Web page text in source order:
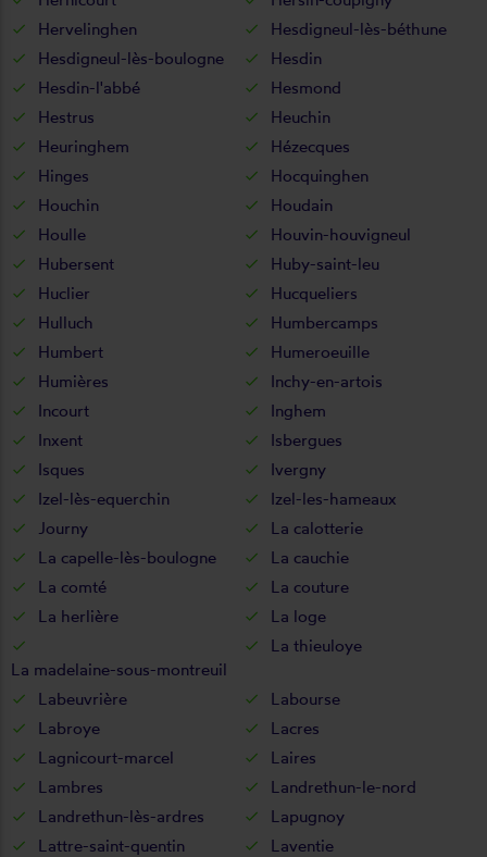
Hervelinghen
Hesdigneul-lès-béthune
Hesdigneul-lès-boulogne
Hesdin
Hesdin-l'abbé
Hesmond
Hestrus
Heuchin
Heuringhem
Hézecques
Hinges
Hocquinghen
Houchin
Houdain
Houlle
Houvin-houvigneul
Hubersent
Huby-saint-leu
Huclier
Hucqueliers
Hulluch
Humbercamps
Humbert
Humeroeuille
Humières
Inchy-en-artois
Incourt
Inghem
Inxent
Isbergues
Isques
Ivergny
Izel-lès-equerchin
Izel-les-hameaux
Journy
La calotterie
La capelle-lès-boulogne
La cauchie
La comté
La couture
La herlière
La loge
La madelaine-sous-montreuil
La thieuloye
Labeuvrière
Labourse
Labroye
Lacres
Lagnicourt-marcel
Laires
Lambres
Landrethun-le-nord
Landrethun-lès-ardres
Lapugnoy
Lattre-saint-quentin
Laventie